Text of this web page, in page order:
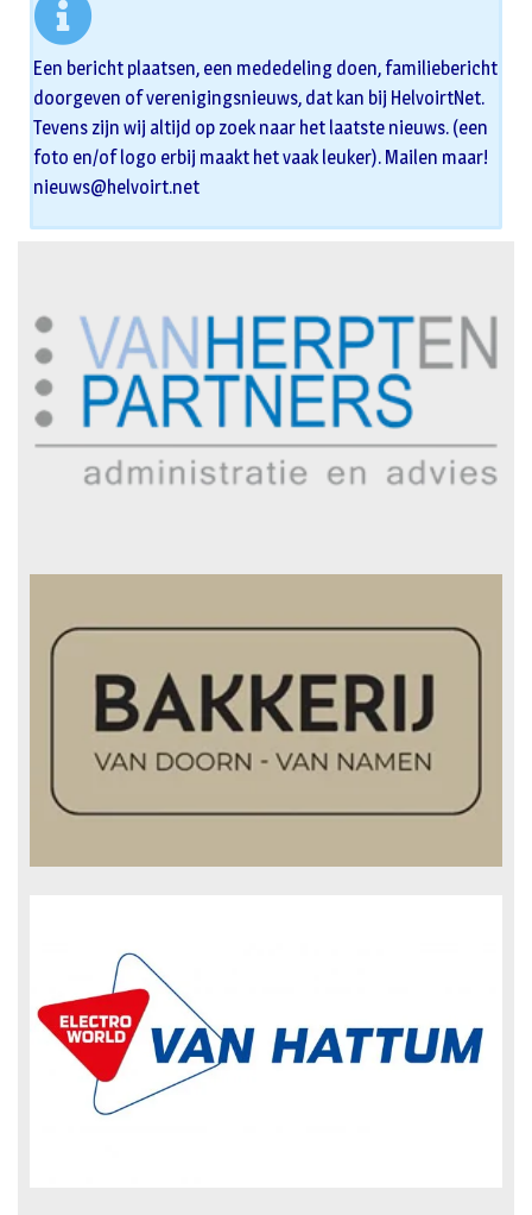
Een bericht plaatsen, een mededeling doen, familiebericht
doorgeven of verenigingsnieuws, dat kan bij HelvoirtNet.
Tevens zijn wij altijd op zoek naar het laatste nieuws. (een
foto en/of logo erbij maakt het vaak leuker). Mailen maar!
nieuws@helvoirt.net